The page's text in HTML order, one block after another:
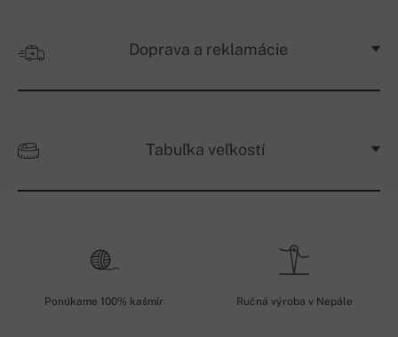
Doprava a reklamácie
Tabuľka veľkostí
Ponúkame 100% kašmír Ručná výroba v Nepále